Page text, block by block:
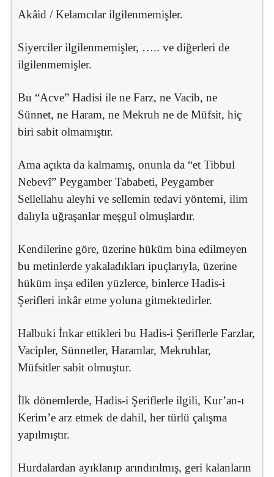
Akâid / Kelamcılar ilgilenmemişler.
Siyerciler ilgilenmemişler, ….. ve diğerleri de
ilgilenmemişler.
Bu “Acve” Hadisi ile ne Farz, ne Vacib, ne
Sünnet, ne Haram, ne Mekruh ne de Müfsit, hiç
biri sabit olmamıştır.
Ama açıkta da kalmamış, onunla da “et Tibbul
Nebevî” Peygamber Tababeti, Peygamber
Sellellahu aleyhi ve sellemin tedavi yöntemi, ilim
dalıyla uğraşanlar meşgul olmuşlardır.
Kendilerine göre, üzerine hüküm bina edilmeyen
bu metinlerde yakaladıkları ipuçlarıyla, üzerine
hüküm inşa edilen yüzlerce, binlerce Hadis-i
Şerifleri inkâr etme yoluna gitmektedirler.
Halbuki İnkar ettikleri bu Hadis-i Şeriflerle Farzlar,
Vacipler, Sünnetler, Haramlar, Mekruhlar,
Müfsitler sabit olmuştur.
İlk dönemlerde, Hadis-i Şeriflerle ilgili, Kur’an-ı
Kerim’e arz etmek de dahil, her türlü çalışma
yapılmıştır.
Hurdalardan ayıklanıp arındırılmış, geri kalanların